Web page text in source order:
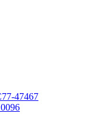
47467